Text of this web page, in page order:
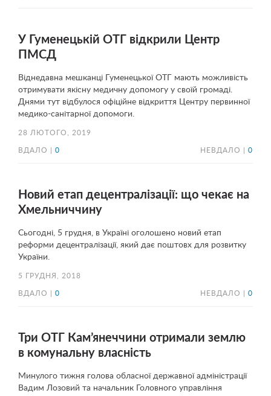
У Гуменецькій ОТГ відкрили Центр
ПМСД
Віднедавна мешканці Гуменецької ОТГ мають можливість
отримувати якісну медичну допомогу у своїй громаді.
Днями тут відбулося офіційне відкриття Центру первинної
медико-санітарної допомоги.
28 ЛЮТОГО, 2019
ВДАЛО | 0 НЕВДАЛО | 0
Новий етап децентралізації: що чекає на
Хмельниччину
Сьогодні, 5 грудня, в Україні оголошено новий етап
реформи децентралізації, який дає поштовх для розвитку
України.
5 ГРУДНЯ, 2018
ВДАЛО | 0 НЕВДАЛО | 0
Три ОТГ Кам’янеччини отримали землю
в комунальну власність
Минулого тижня голова обласної державної адміністрації
Вадим Лозовий та начальник Головного управління